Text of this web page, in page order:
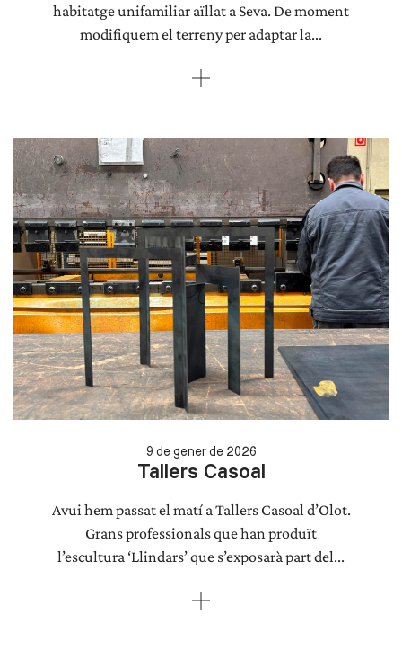
habitatge unifamiliar aïllat a Seva. De moment
modifiquem el terreny per adaptar la...
9 de gener de 2026
Tallers Casoal
Avui hem passat el matí a Tallers Casoal d’Olot.
Grans professionals que han produït
l’escultura ‘Llindars’ que s’exposarà part del...